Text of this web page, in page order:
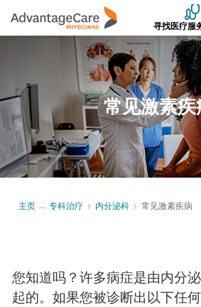
寻找医疗服
常见激素疾
主页 专科治疗 内分泌科 常见激素疾病
您知道吗？许多病症是由内分
起的。如果您被诊断出以下任